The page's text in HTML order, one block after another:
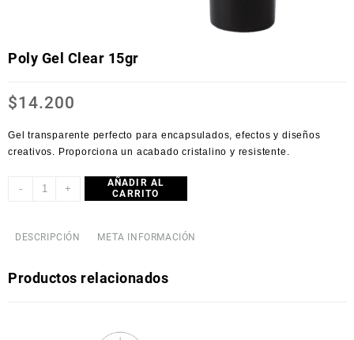
Poly Gel Clear 15gr
$14.200
Gel transparente perfecto para encapsulados, efectos y diseños
creativos. Proporciona un acabado cristalino y resistente.
- +
AÑADIR AL
CARRITO
DESCRIPCIÓN META INFORMACIÓN
Productos relacionados